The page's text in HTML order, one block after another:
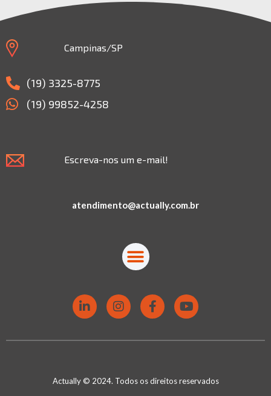
Campinas/SP
(19) 3325-8775
(19) 99852-4258
Escreva-nos um e-mail!
atendimento@actually.com.br
Actually © 2024. Todos os direitos reservados